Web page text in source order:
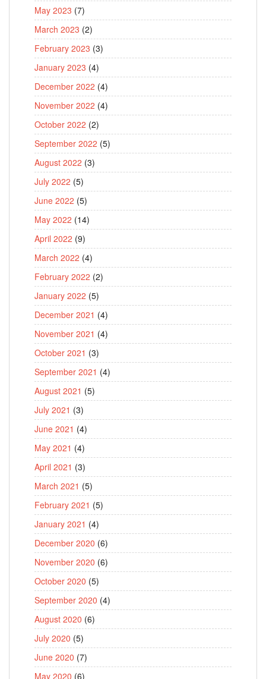
May 2023 (7)
March 2023 (2)
February 2023 (3)
January 2023 (4)
December 2022 (4)
November 2022 (4)
October 2022 (2)
September 2022 (5)
August 2022 (3)
July 2022 (5)
June 2022 (5)
May 2022 (14)
April 2022 (9)
March 2022 (4)
February 2022 (2)
January 2022 (5)
December 2021 (4)
November 2021 (4)
October 2021 (3)
September 2021 (4)
August 2021 (5)
July 2021 (3)
June 2021 (4)
May 2021 (4)
April 2021 (3)
March 2021 (5)
February 2021 (5)
January 2021 (4)
December 2020 (6)
November 2020 (6)
October 2020 (5)
September 2020 (4)
August 2020 (6)
July 2020 (5)
June 2020 (7)
May 2020 (6)